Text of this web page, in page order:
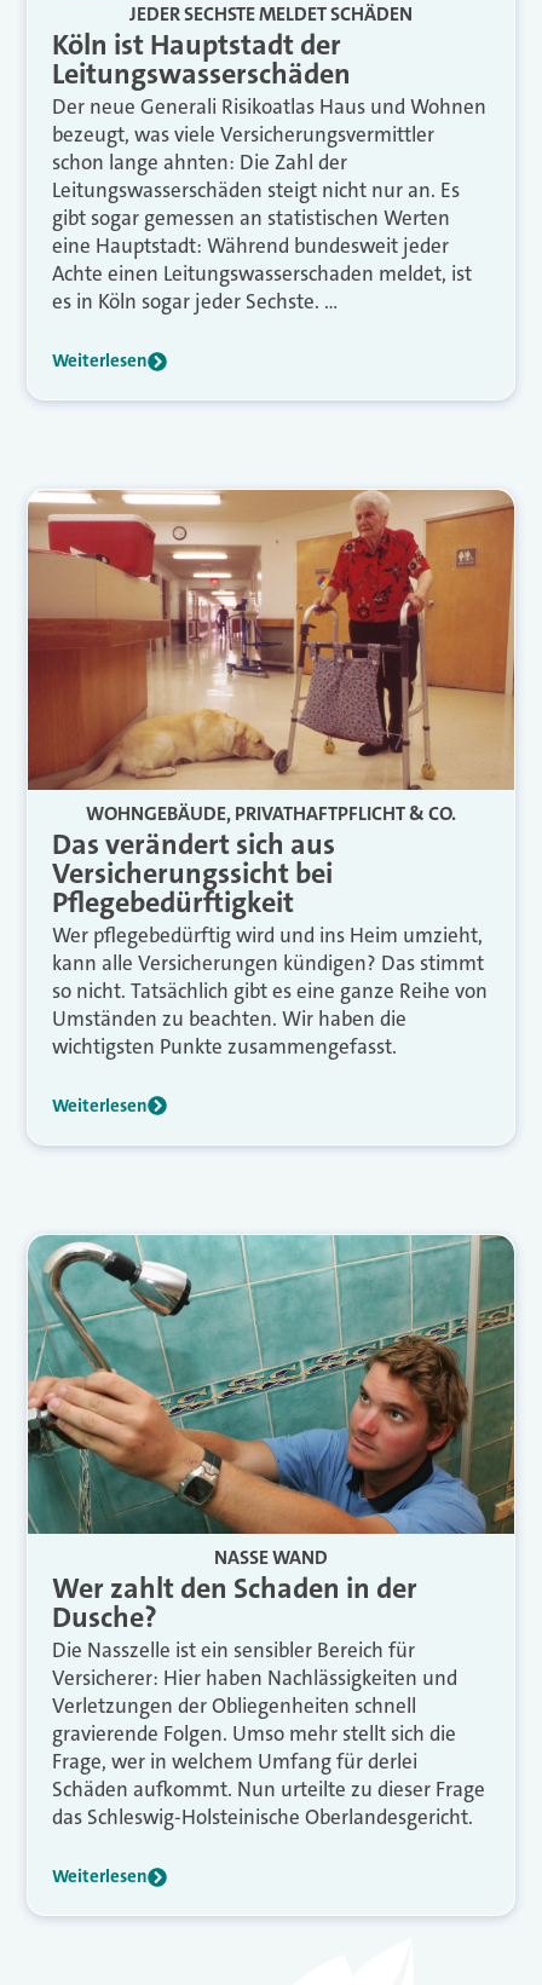
JEDER SECHSTE MELDET SCHÄDEN
Köln ist Hauptstadt der
Leitungswasserschäden
Der neue Generali Risikoatlas Haus und Wohnen
bezeugt, was viele Versicherungsvermittler
schon lange ahnten: Die Zahl der
Leitungswasserschäden steigt nicht nur an. Es
gibt sogar gemessen an statistischen Werten
eine Hauptstadt: Während bundesweit jeder
Achte einen Leitungswasserschaden meldet, ist
es in Köln sogar jeder Sechste. …
Weiterlesen
WOHNGEBÄUDE, PRIVATHAFTPFLICHT & CO.
Das verändert sich aus
Versicherungssicht bei
Pflegebedürftigkeit
Wer pflegebedürftig wird und ins Heim umzieht,
kann alle Versicherungen kündigen? Das stimmt
so nicht. Tatsächlich gibt es eine ganze Reihe von
Umständen zu beachten. Wir haben die
wichtigsten Punkte zusammengefasst.
Weiterlesen
NASSE WAND
Wer zahlt den Schaden in der
Dusche?
Die Nasszelle ist ein sensibler Bereich für
Versicherer: Hier haben Nachlässigkeiten und
Verletzungen der Obliegenheiten schnell
gravierende Folgen. Umso mehr stellt sich die
Frage, wer in welchem Umfang für derlei
Schäden aufkommt. Nun urteilte zu dieser Frage
das Schleswig-Holsteinische Oberlandesgericht.
Weiterlesen